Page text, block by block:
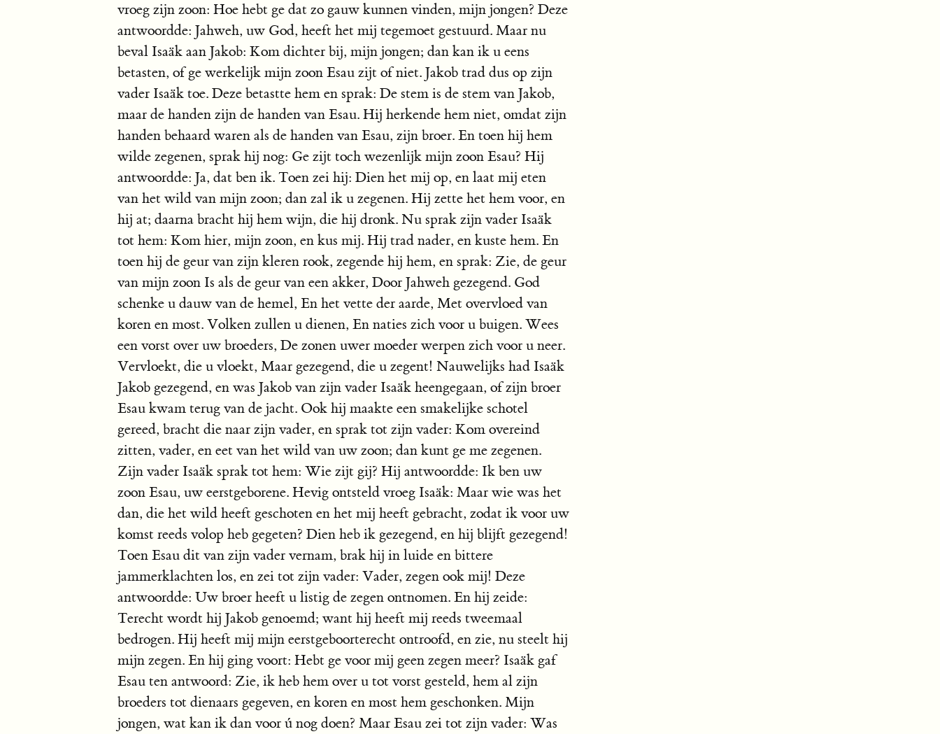
vroeg zijn zoon: Hoe hebt ge dat zo gauw kunnen vinden, mijn jongen? Deze
antwoordde: Jahweh, uw God, heeft het mij tegemoet gestuurd. Maar nu
beval Isaäk aan Jakob: Kom dichter bij, mijn jongen; dan kan ik u eens
betasten, of ge werkelijk mijn zoon Esau zijt of niet. Jakob trad dus op zijn
vader Isaäk toe. Deze betastte hem en sprak: De stem is de stem van Jakob,
maar de handen zijn de handen van Esau. Hij herkende hem niet, omdat zijn
handen behaard waren als de handen van Esau, zijn broer. En toen hij hem
wilde zegenen, sprak hij nog: Ge zijt toch wezenlijk mijn zoon Esau? Hij
antwoordde: Ja, dat ben ik. Toen zei hij: Dien het mij op, en laat mij eten
van het wild van mijn zoon; dan zal ik u zegenen. Hij zette het hem voor, en
hij at; daarna bracht hij hem wijn, die hij dronk. Nu sprak zijn vader Isaäk
tot hem: Kom hier, mijn zoon, en kus mij. Hij trad nader, en kuste hem. En
toen hij de geur van zijn kleren rook, zegende hij hem, en sprak: Zie, de geur
van mijn zoon Is als de geur van een akker, Door Jahweh gezegend. God
schenke u dauw van de hemel, En het vette der aarde, Met overvloed van
koren en most. Volken zullen u dienen, En naties zich voor u buigen. Wees
een vorst over uw broeders, De zonen uwer moeder werpen zich voor u neer.
Vervloekt, die u vloekt, Maar gezegend, die u zegent! Nauwelijks had Isaäk
Jakob gezegend, en was Jakob van zijn vader Isaäk heengegaan, of zijn broer
Esau kwam terug van de jacht. Ook hij maakte een smakelijke schotel
gereed, bracht die naar zijn vader, en sprak tot zijn vader: Kom overeind
zitten, vader, en eet van het wild van uw zoon; dan kunt ge me zegenen.
Zijn vader Isaäk sprak tot hem: Wie zijt gij? Hij antwoordde: Ik ben uw
zoon Esau, uw eerstgeborene. Hevig ontsteld vroeg Isaäk: Maar wie was het
dan, die het wild heeft geschoten en het mij heeft gebracht, zodat ik voor uw
komst reeds volop heb gegeten? Dien heb ik gezegend, en hij blijft gezegend!
Toen Esau dit van zijn vader vernam, brak hij in luide en bittere
jammerklachten los, en zei tot zijn vader: Vader, zegen ook mij! Deze
antwoordde: Uw broer heeft u listig de zegen ontnomen. En hij zeide:
Terecht wordt hij Jakob genoemd; want hij heeft mij reeds tweemaal
bedrogen. Hij heeft mij mijn eerstgeboorterecht ontroofd, en zie, nu steelt hij
mijn zegen. En hij ging voort: Hebt ge voor mij geen zegen meer? Isaäk gaf
Esau ten antwoord: Zie, ik heb hem over u tot vorst gesteld, hem al zijn
broeders tot dienaars gegeven, en koren en most hem geschonken. Mijn
jongen, wat kan ik dan voor ú nog doen? Maar Esau zei tot zijn vader: Was